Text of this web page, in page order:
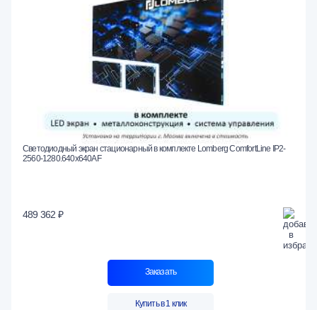
Светодиодный экран стационарный в комплекте Lomberg ComfortLine IP2-
2560-1280.640x640AF
489 362 ₽
Заказать
Купить в 1 клик